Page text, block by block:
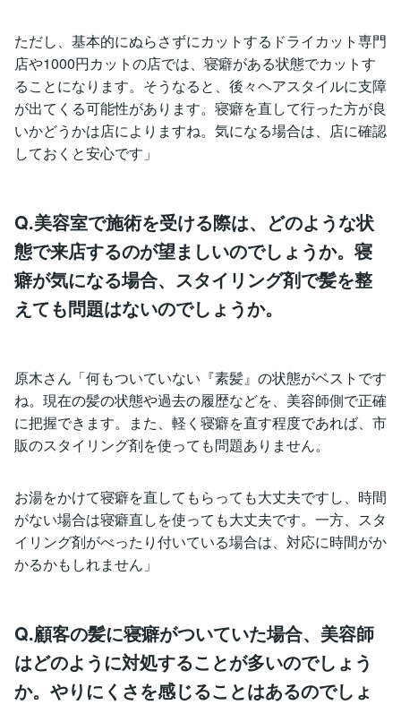
ただし、基本的にぬらさずにカットするドライカット専門
店や1000円カットの店では、寝癖がある状態でカットす
ることになります。そうなると、後々ヘアスタイルに支障
が出てくる可能性があります。寝癖を直して行った方が良
いかどうかは店によりますね。気になる場合は、店に確認
しておくと安心です」
Q.美容室で施術を受ける際は、どのような状
態で来店するのが望ましいのでしょうか。寝
癖が気になる場合、スタイリング剤で髪を整
えても問題はないのでしょうか。
原木さん「何もついていない『素髪』の状態がベストです
ね。現在の髪の状態や過去の履歴などを、美容師側で正確
に把握できます。また、軽く寝癖を直す程度であれば、市
販のスタイリング剤を使っても問題ありません。
お湯をかけて寝癖を直してもらっても大丈夫ですし、時間
がない場合は寝癖直しを使っても大丈夫です。一方、スタ
イリング剤がべったり付いている場合は、対応に時間がか
かるかもしれません」
Q.顧客の髪に寝癖がついていた場合、美容師
はどのように対処することが多いのでしょう
か。やりにくさを感じることはあるのでしょ